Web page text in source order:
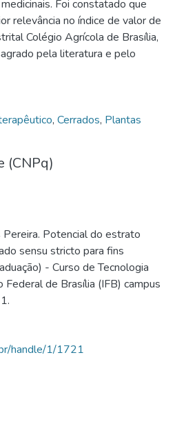
Foi constatado que
relevância no índice de valor de
Colégio Agrícola de Brasília,
pela literatura e pelo
, Cerrados, Plantas
(CNPq)
Potencial do estrato
sensu stricto para fins
- Curso de Tecnologia
de Brasília (IFB) campus
handle/1/1721